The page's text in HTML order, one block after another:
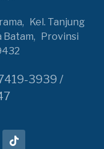
Kel. Tanjung
Batam,
Provinsi
3939 /